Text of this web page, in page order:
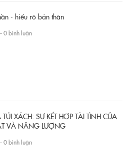
- hiểu rõ bản thân
bình luận
XÁCH: SỰ KẾT HỢP TÀI TÌNH CỦA
VÀ NĂNG LƯỢNG
bình luận